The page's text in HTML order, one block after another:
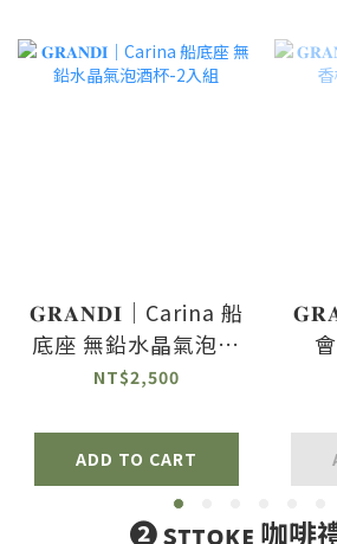
𝐆𝐑𝐀𝐍𝐃𝐈｜Carina 船
底座 無鉛水晶氣泡酒
杯-2入組
NT$2,500
ADD TO CART
❷ sᴛᴛᴏᴋᴇ 咖啡